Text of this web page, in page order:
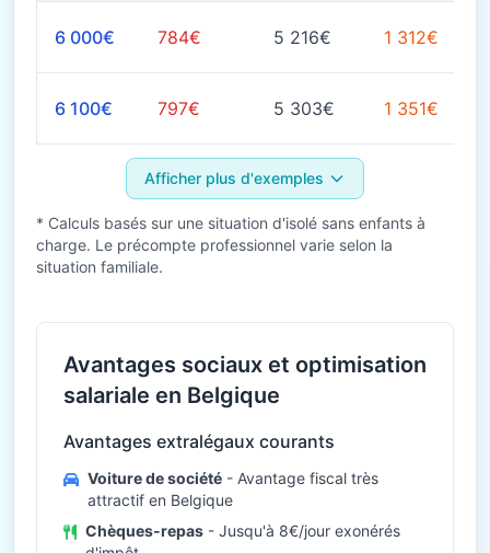
6 000€ 784€ 5 216€ 1 312€
6 100€ 797€ 5 303€ 1 351€
Afficher plus d'exemples
* Calculs basés sur une situation d'isolé sans enfants à
charge. Le précompte professionnel varie selon la
situation familiale.
Avantages sociaux et optimisation
salariale en Belgique
Avantages extralégaux courants
Voiture de société - Avantage fiscal très
attractif en Belgique
Chèques-repas - Jusqu'à 8€/jour exonérés